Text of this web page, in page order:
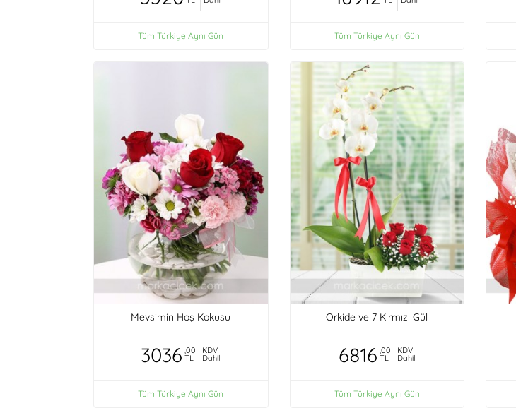
Tüm Türkiye Aynı Gün Tüm Türkiye Aynı Gün
Mevsimin Hoş Kokusu
3036 ,00
TL
KDV
Dahil
Tüm Türkiye Aynı Gün
Orkide ve 7 Kırmızı Gül
6816 ,00
TL
KDV
Dahil
Tüm Türkiye Aynı Gün